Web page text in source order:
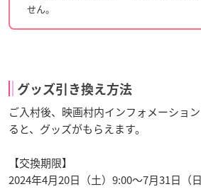
せん。
グッズ引き換え方法
ご入村後、映画村内インフォメーショ
ると、グッズがもらえます。
【交換期限】
2024年4月20日（土）9:00〜7月31日（